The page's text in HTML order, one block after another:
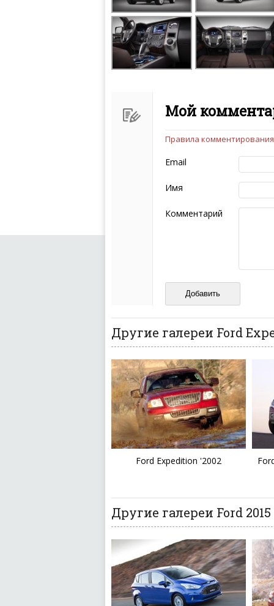
Мой
Чтобы ваш комментарий
следующих правил:
Комментарий не
эмоциональных
Не стоит
Пожалуйста, не
также призывы к
Не размещайте
И запаситесь терпением,
ваш отзыв может
Правила комментирования
Email
Имя
Комментарий
Другие галереи Ford
Ford Expedition '2002
Другие галереи Ford 2015